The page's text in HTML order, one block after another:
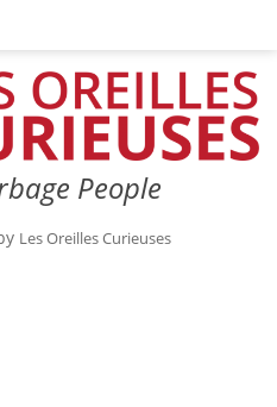
People
Les Oreilles Curieuses